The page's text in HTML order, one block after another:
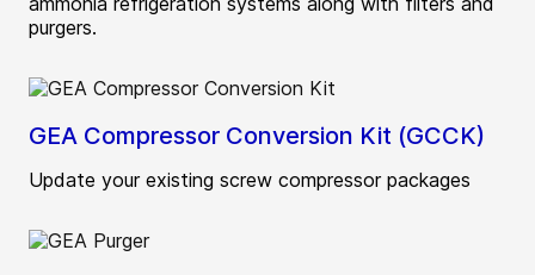
purgers.
GEA Compressor Conversion Kit (GCCK)
Update your existing screw compressor packages